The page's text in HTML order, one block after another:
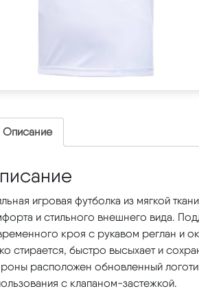
Описание
игровая футболка из мягкой
и стильного внешнего вида.
кроя с рукавом реглан и
стирается, быстро высыхает и
расположен обновленный
с клапаном-застежкой.